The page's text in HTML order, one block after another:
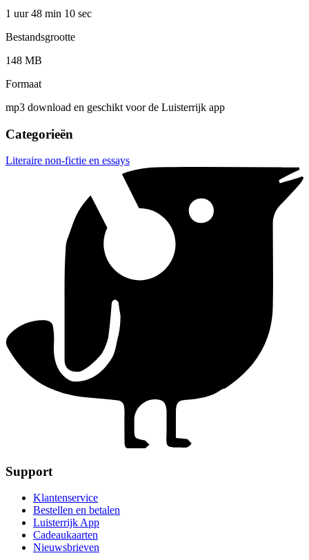
1 uur 48 min 10 sec
Bestandsgrootte
148 MB
Formaat
mp3 download en geschikt voor de Luisterrijk app
Categorieën
Literaire non-fictie en essays
Support
Klantenservice
Bestellen en betalen
Luisterrijk App
Cadeaukaarten
Nieuwsbrieven